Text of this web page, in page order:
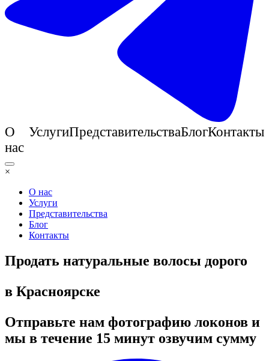
О
нас
УслугиПредставительстваБлогКонтакты
×
О нас
Услуги
Представительства
Блог
Контакты
Продать натуральные волосы дорого
в Красноярске
Отправьте нам фотографию локонов и
мы в течение 15 минут озвучим сумму